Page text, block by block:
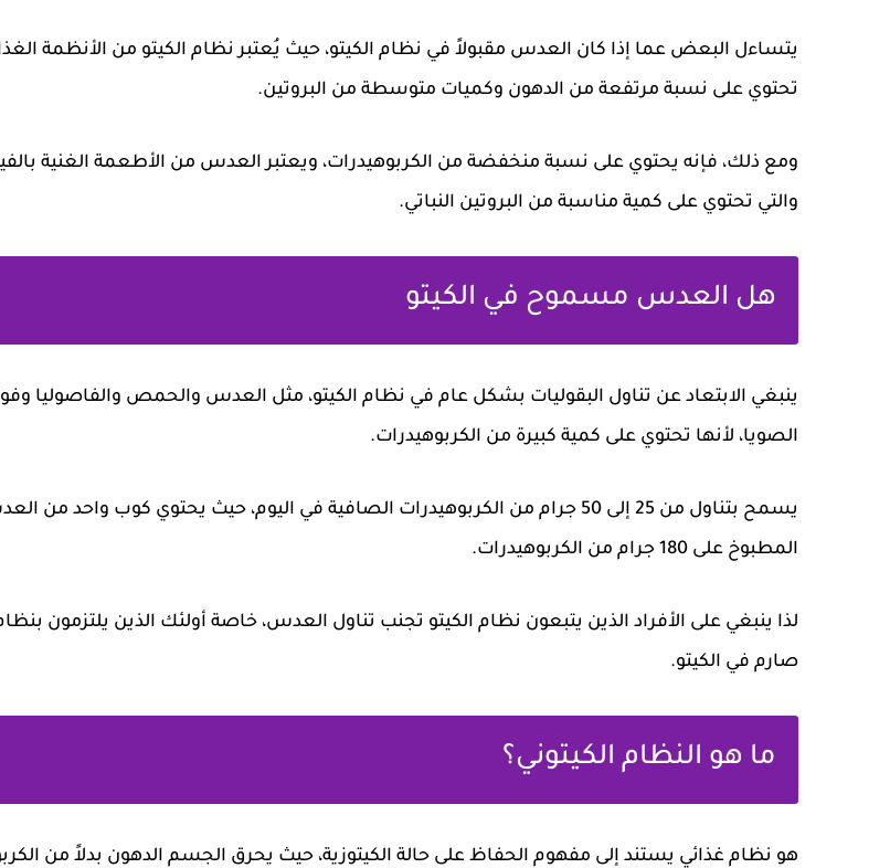
يتساءل البعض عما إذا كان العدس مقبولاً في نظام الكيتو، حيث يُعتبر نظام الكيتو من الأنظمة
تحتوي على نسبة مرتفعة من الدهون وكميات متوسطة من البروتين.
ومع ذلك، فإنه يحتوي على نسبة منخفضة من الكربوهيدرات، ويعتبر العدس من الأطعمة الغنية
والتي تحتوي على كمية مناسبة من البروتين النباتي.
هل العدس مسموح في الكيتو
ينبغي الابتعاد عن تناول البقوليات بشكل عام في نظام الكيتو، مثل العدس والحمص والفاصوليا
الصويا، لأنها تحتوي على كمية كبيرة من الكربوهيدرات.
يسمح بتناول من 25 إلى 50 جرام من الكربوهيدرات الصافية في اليوم، حيث يحتوي كوب واحد من
المطبوخ على 180 جرام من الكربوهيدرات.
لذا ينبغي على الأفراد الذين يتبعون نظام الكيتو تجنب تناول العدس، خاصة أولئك الذين يلتزمون
صارم في الكيتو.
ما هو النظام الكيتوني؟
هو نظام غذائي يستند إلى مفهوم الحفاظ على حالة الكيتوزية، حيث يحرق الجسم الدهون بدلاً من